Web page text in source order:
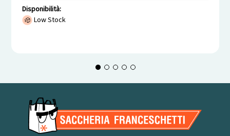
Disponibilità:
Low Stock